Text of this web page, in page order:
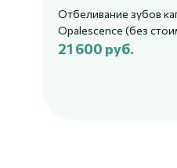
Отбеливание зубов
Opalescence (без
21 600 руб.